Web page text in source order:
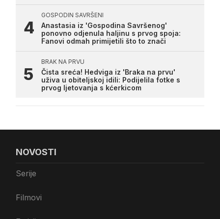
GOSPODIN SAVRŠENI
Anastasia iz 'Gospodina Savršenog'
ponovno odjenula haljinu s prvog spoja:
Fanovi odmah primijetili što to znači
BRAK NA PRVU
Čista sreća! Hedviga iz 'Braka na prvu'
uživa u obiteljskoj idili: Podijelila fotke s
prvog ljetovanja s kćerkicom
NOVOSTI
Serije
Filmovi